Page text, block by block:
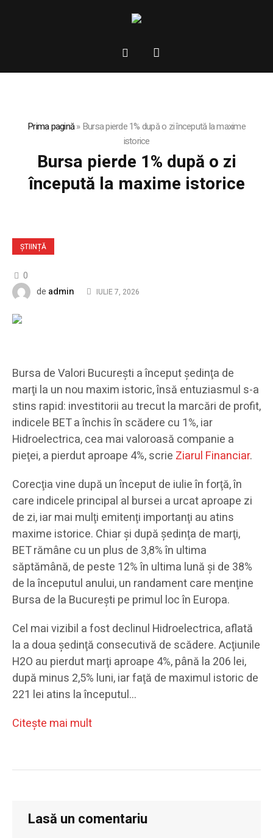
Prima pagină»Bursa pierde 1% după o zi începută la maxime
istorice
Bursa pierde 1% după o zi
începută la maxime istorice
ȘTIINȚĂ
0
de admin IULIE 7, 2026
Bursa de Valori Bucureşti a început şedinţa de
marţi la un nou maxim istoric, însă entuziasmul s-a
stins rapid: investitorii au trecut la marcări de profit,
indicele BET a închis în scădere cu 1%, iar
Hidroelectrica, cea mai valoroasă companie a
pieţei, a pierdut aproape 4%, scrie Ziarul Financiar.
Corecţia vine după un început de iulie în forţă, în
care indicele principal al bursei a urcat aproape zi
de zi, iar mai mulţi emitenţi importanţi au atins
maxime istorice. Chiar şi după şedinţa de marţi,
BET rămâne cu un plus de 3,8% în ultima
săptămână, de peste 12% în ultima lună şi de 38%
de la începutul anului, un randament care menţine
Bursa de la Bucureşti pe primul loc în Europa.
Cel mai vizibil a fost declinul Hidroelectrica, aflată
la a doua şedinţă consecutivă de scădere. Acţiunile
H2O au pierdut marţi aproape 4%, până la 206 lei,
după minus 2,5% luni, iar faţă de maximul istoric de
221 lei atins la începutul…
Citeşte mai mult
Lasă un comentariu